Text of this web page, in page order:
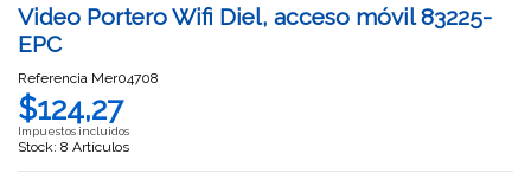
Video Portero Wifi Diel, acceso móvil 83225-
EPC
Referencia Mer04708
$124,27
Impuestos incluidos
Stock: 8 Artículos